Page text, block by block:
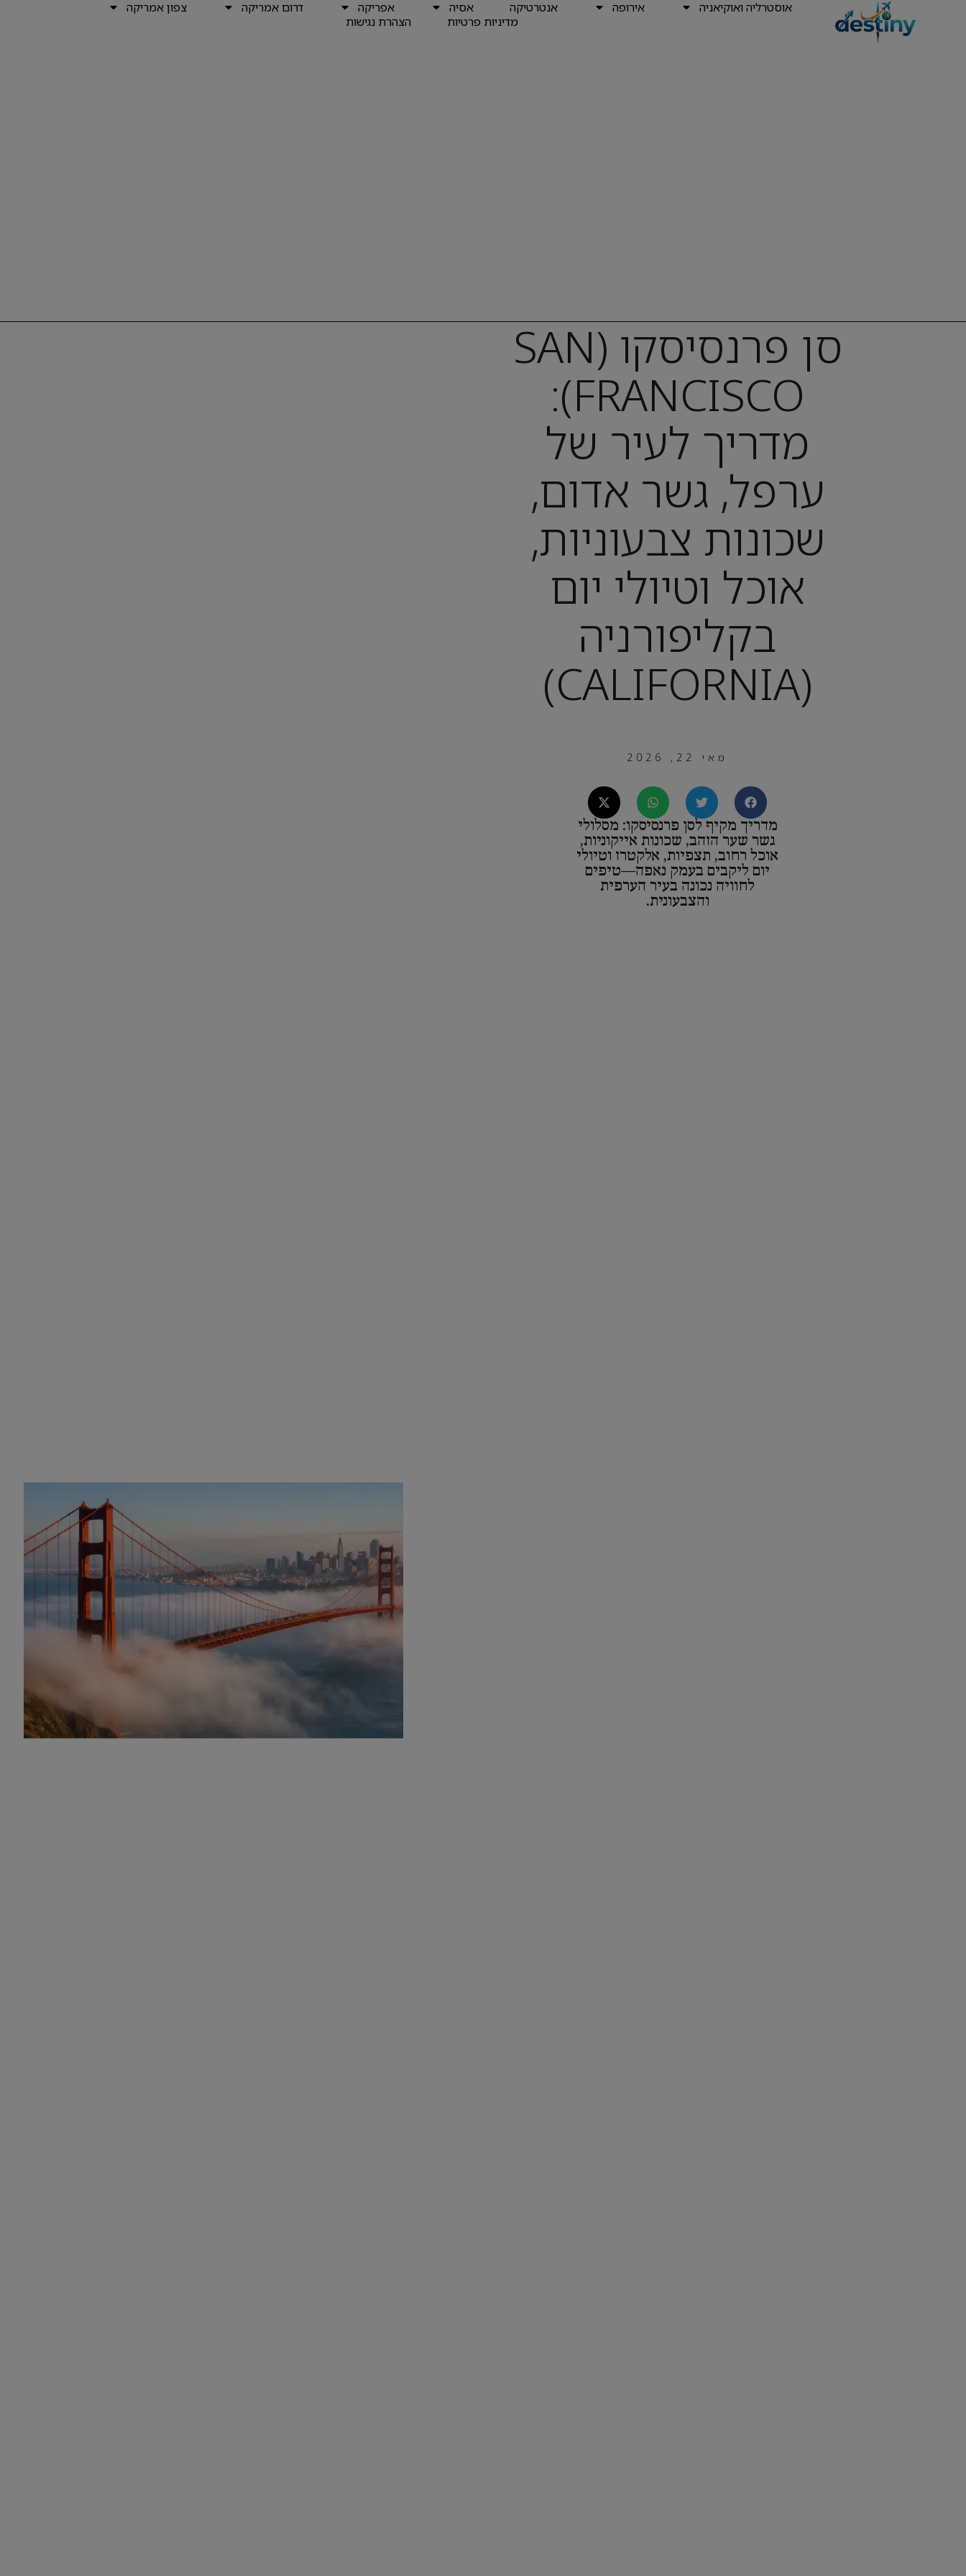
אוסטרליה ואוקיאניה אירופה אנטרטיקה אסיה אפריקה דרום אמריקה
צפון אמריקה
מדיניות פרטיות
הצהרת נגישות
סן פרנסיסקו (SAN
FRANCISCO):
מדריך לעיר של
ערפל, גשר אדום,
שכונות צבעוניות,
אוכל וטיולי יום
בקליפורניה
(CALIFORNIA)
מאי 22, 2026
מדריך מקיף לסן פרנסיסקו: מסלולי
גשר שער הזהב, שכונות אייקוניות,
אוכל רחוב, תצפיות, אלקטרז וטיולי
יום ליקבים בעמק נאפה—טיפים
לחוויה נכונה בעיר הערפית
והצבעונית.